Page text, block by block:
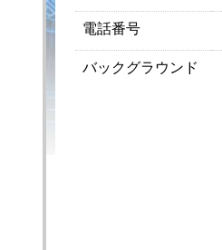
電話番号
バックグラウンド